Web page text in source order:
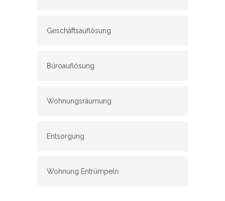
Geschäftsauflösung
Büroauflösung
Wohnungsräumung
Entsorgung
Wohnung Entrümpeln